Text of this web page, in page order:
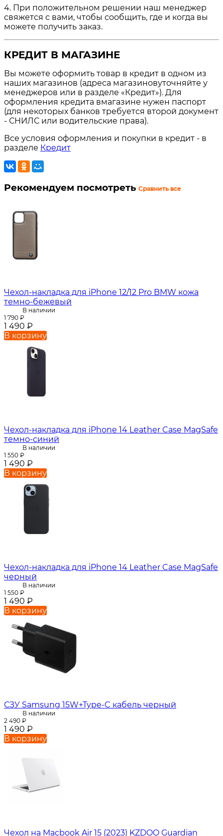
4. При положительном решении наш менеджер
свяжется с вами, чтобы сообщить, где и когда вы
можете получить заказ.
КРЕДИТ В МАГАЗИНЕ
Вы можете оформить товар в кредит в одном из
наших магазинов (адреса магазиновуточняйте у
менеджеров или в разделе «Кредит»). Для
оформления кредита вмагазине нужен паспорт
(для некоторых банков требуется второй документ
- СНИЛС или водительские права).
Все условия оформления и покупки в кредит - в
разделе Кредит
Рекомендуем посмотреть Сравнить все
Чехол-накладка для iPhone 12/12 Pro BMW кожа
темно-бежевый
В наличии
1 790 ₽
1 490 ₽
В корзину
Чехол-накладка для iPhone 14 Leather Case MagSafe
темно-синий
В наличии
1 550 ₽
1 490 ₽
В корзину
Чехол-накладка для iPhone 14 Leather Case MagSafe
черный
В наличии
1 550 ₽
1 490 ₽
В корзину
СЗУ Samsung 15W+Type-C кабель черный
В наличии
2 490 ₽
1 490 ₽
В корзину
Чехол на Macbook Air 15 (2023) KZDOO Guardian